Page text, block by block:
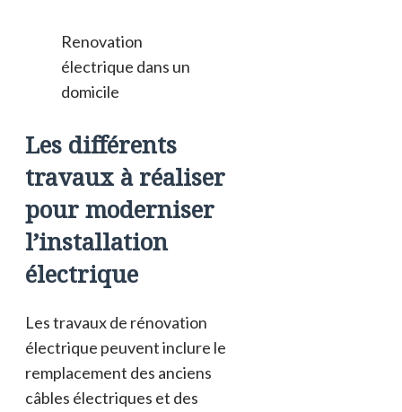
Renovation
électrique dans un
domicile
Les différents
travaux à réaliser
pour moderniser
l’installation
électrique
Les travaux de rénovation
électrique peuvent inclure le
remplacement des anciens
câbles électriques et des